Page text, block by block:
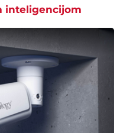
inteligencijom